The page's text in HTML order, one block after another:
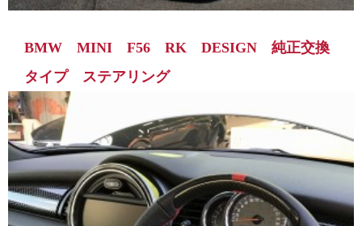
BMW MINI F56 RK DESIGN 純正交換
タイプ ステアリング